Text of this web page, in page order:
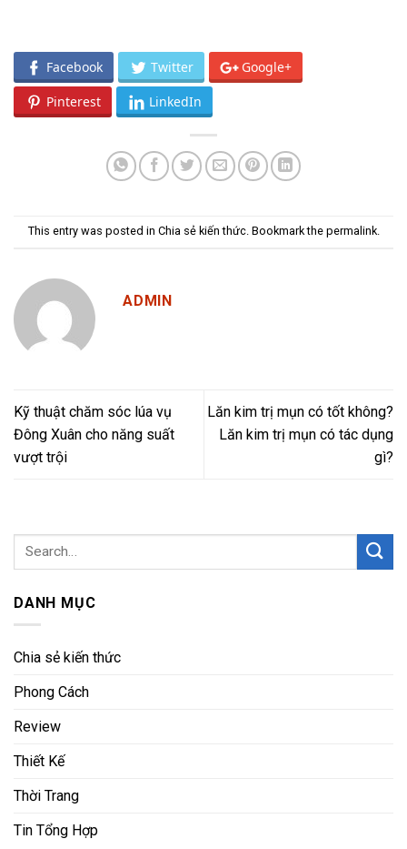
Facebook Twitter Google+
Pinterest LinkedIn
This entry was posted in Chia sẻ kiến thức. Bookmark the permalink.
ADMIN
Kỹ thuật chăm sóc lúa vụ
Đông Xuân cho năng suất
vượt trội
Lăn kim trị mụn có tốt không?
Lăn kim trị mụn có tác dụng
gì?
DANH MỤC
Chia sẻ kiến thức
Phong Cách
Review
Thiết Kế
Thời Trang
Tin Tổng Hợp